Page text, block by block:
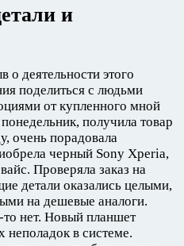
и
о деятельности этого
поделиться с людьми
от купленного мной
получила товар
очень порадовала
черный Sony Xperia,
Проверяла заказ на
детали оказались целыми,
на дешевые аналоги.
нет. Новый планшет
неполадок в системе.